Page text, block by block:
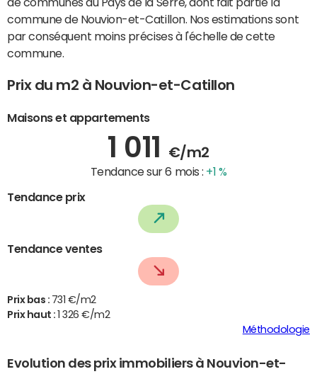
commune de Nouvion-et-Catillon. Nos estimations sont
par conséquent moins précises à l'échelle de cette
commune.
Prix du m2 à Nouvion-et-Catillon
Maisons et appartements
1 011 €/m2
Tendance sur 6 mois : +1 %
Tendance prix
Tendance ventes
Prix bas : 731 €/m2
Prix haut :
1 326 €/m2
Méthodologie
Evolution des prix immobiliers à Nouvion-et-